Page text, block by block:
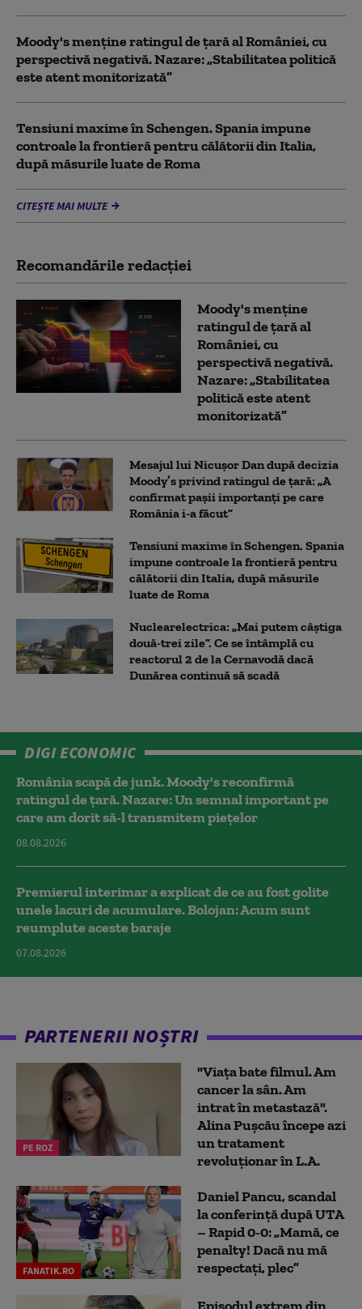
Moody's menține ratingul de țară al României, cu
perspectivă negativă. Nazare: „Stabilitatea politică
este atent monitorizată”
Tensiuni maxime în Schengen. Spania impune
controale la frontieră pentru călătorii din Italia,
după măsurile luate de Roma
CITEȘTE MAI MULTE
Recomandările redacţiei
Moody's menține
ratingul de țară al
României, cu
perspectivă negativă.
Nazare: „Stabilitatea
politică este atent
monitorizată”
Mesajul lui Nicușor Dan după decizia
Moody’s privind ratingul de țară: „A
confirmat pașii importanți pe care
România i-a făcut”
Tensiuni maxime în Schengen. Spania
impune controale la frontieră pentru
călătorii din Italia, după măsurile
luate de Roma
Nuclearelectrica: „Mai putem câștiga
două-trei zile”. Ce se întâmplă cu
reactorul 2 de la Cernavodă dacă
Dunărea continuă să scadă
DIGI ECONOMIC
România scapă de junk. Moody's reconfirmă
ratingul de țară. Nazare: Un semnal important pe
care am dorit să-l transmitem piețelor
08.08.2026
Premierul interimar a explicat de ce au fost golite
unele lacuri de acumulare. Bolojan: Acum sunt
reumplute aceste baraje
07.08.2026
PARTENERII NOȘTRI
PE ROZ
"Viața bate filmul. Am
cancer la sân. Am
intrat în metastază".
Alina Pușcău începe azi
un tratament
revoluționar în L.A.
FANATIK.RO
Daniel Pancu, scandal
la conferință după UTA
– Rapid 0-0: „Mamă, ce
penalty! Dacă nu mă
respectați, plec”